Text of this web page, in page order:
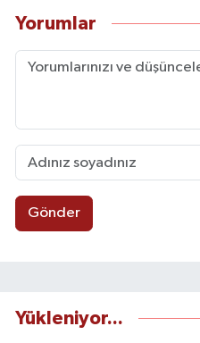
Yorumlar
Gönder
Yükleniyor...